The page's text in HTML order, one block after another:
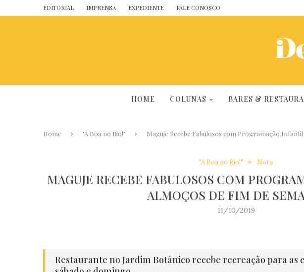
EDITORIAL IMPRENSA EXPEDIENTE FALE CONOSCO
HOME COLUNAS BARES &
Home "A Boa no Rio!" Maguje Recebe Fabulosos com Programação
"A Boa no Rio!" Nota
MAGUJE RECEBE FABULOSOS COM
ALMOÇOS DE FIM DE
11/10/2019
Restaurante no Jardim Botânico recebe recreação para as